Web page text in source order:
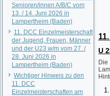
Senioren/innen A/B/C vom
13. / 14. Juni 2026 in
Lampertheim (Baden)
11. DCC Einzelmeisterschaft
der Jugend, Frauen, Männer
und der U23 w/m vom 27. /
28. Juni 2026 in
Lampertheim (Baden)
Wichtiger Hinweis zu den
11. DCC
Einzelmeisterschaften am
U